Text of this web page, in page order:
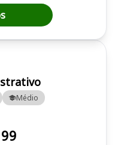
Médio
99